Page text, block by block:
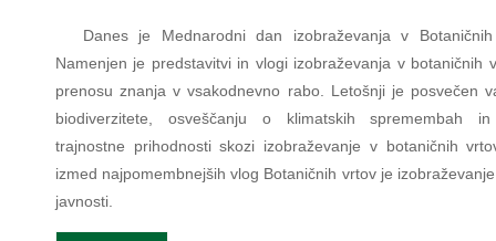
Danes je Mednarodni dan izobraževanja v
Namenjen je predstavitvi in vlogi izobraževanja v botaničnih
prenosu znanja v vsakodnevno rabo. Letošnji je posvečen
biodiverzitete, osveščanju o klimatskih spremembah
trajnostne prihodnosti skozi izobraževanje v botaničnih
izmed najpomembnejših vlog Botaničnih vrtov je
javnosti.